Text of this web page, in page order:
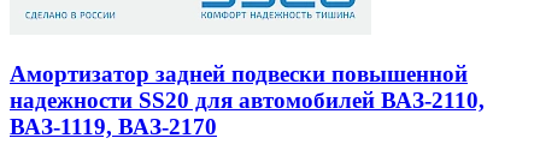
Амортизатор задней подвески повышенной
надежности SS20 для автомобилей ВАЗ-2110,
ВАЗ-1119, ВАЗ-2170